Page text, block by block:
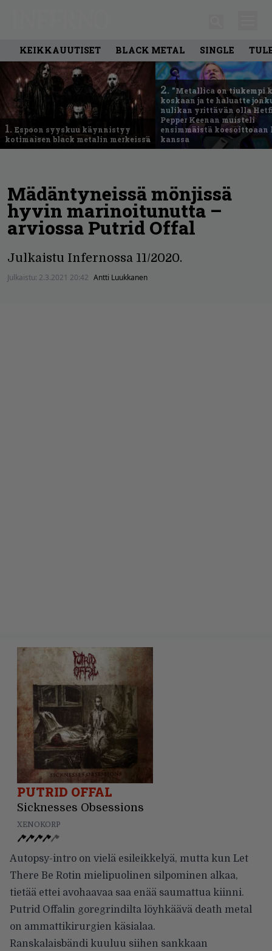
KEIKKAUUTISET BLACK METAL SINGLE
1. Espoon syyskuu käynnistyy
kotimaisen black metalin merkeissä
2. ”Metallica on tiukempi
koskaan ja te haluatte
nulikan yrittävän olla
Pepper Keenan muisteli
ensimmäistä
kanssa
Mädäntyneissä mönjissä
hyvin marinoitunutta –
arviossa Putrid Offal
Julkaistu Infernossa 11/2020.
Julkaistu: 2.3.2021 20:42 Antti Luukkanen
PUTRID OFFAL
Sicknesses Obsessions
XENOKORP
Autopsy-intro on vielä esileikkelyä, mutta kun Let
There Be Rotin mielipuolinen silpominen alkaa,
tietää ettei avohaavaa saa enää saumattua kiinni.
Putrid Offalin goregrindilta löyhkäävä death metal
on ammattikirurgien käsialaa.
Ranskalaisbändi kuuluu siihen sankkaan